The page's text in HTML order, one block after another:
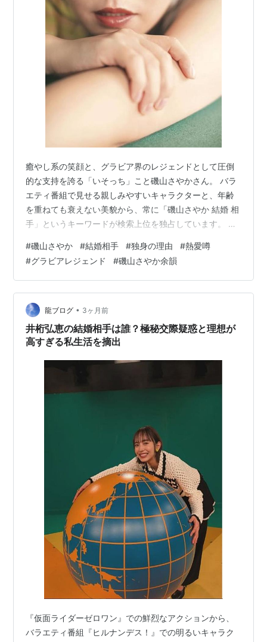
癒やし系の笑顔と、グラビア界のレジェンドとして圧倒
的な支持を誇る「いそっち」こと磯山さやかさん。 バラ
エティ番組で見せる親しみやすいキャラクターと、年齢
を重ねても衰えない美貌から、常に「磯山さやか 結婚 相
手」というキーワードが検索上位を独占しています。 世
の相手と極秘に愛を育んでいるはずだ」といった憶測が
後を絶ちません。 結論から申し上げますと、磯山さやか
さんは現在独身であり、公式に発表された結婚相手や特
定の交際相手も存在しません。 過去にはプロ野球選手や
共演者との熱愛が噂されましたが、いずれも決定的な証
拠はなく、本人もバラエティ番組などで…
#磯山さやか #結婚相手 #独身の理由 #熱愛噂
#グラビアレジェンド #磯山さやか余韻
龍ブログ • 3ヶ月前
井桁弘恵の結婚相手は誰？極秘交際疑惑と理想が
高すぎる私生活を摘出
『仮面ライダーゼロワン』での鮮烈なアクションから、
バラエティ番組『ヒルナンデス！』での明るいキャラク